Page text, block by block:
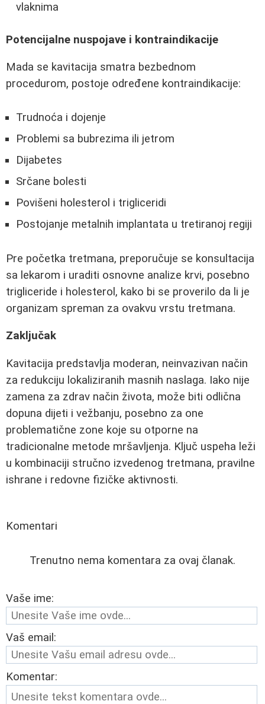
vlaknima
Potencijalne nuspojave i kontraindikacije
Mada se kavitacija smatra bezbednom
procedurom, postoje određene kontraindikacije:
Trudnoća i dojenje
Problemi sa bubrezima ili jetrom
Dijabetes
Srčane bolesti
Povišeni holesterol i trigliceridi
Postojanje metalnih implantata u tretiranoj regiji
Pre početka tretmana, preporučuje se konsultacija
sa lekarom i uraditi osnovne analize krvi, posebno
trigliceride i holesterol, kako bi se proverilo da li je
organizam spreman za ovakvu vrstu tretmana.
Zaključak
Kavitacija predstavlja moderan, neinvazivan način
za redukciju lokaliziranih masnih naslaga. Iako nije
zamena za zdrav način života, može biti odlična
dopuna dijeti i vežbanju, posebno za one
problematične zone koje su otporne na
tradicionalne metode mršavljenja. Ključ uspeha leži
u kombinaciji stručno izvedenog tretmana, pravilne
ishrane i redovne fizičke aktivnosti.
Komentari
Trenutno nema komentara za ovaj članak.
Vaše ime:
Vaš email:
Komentar: